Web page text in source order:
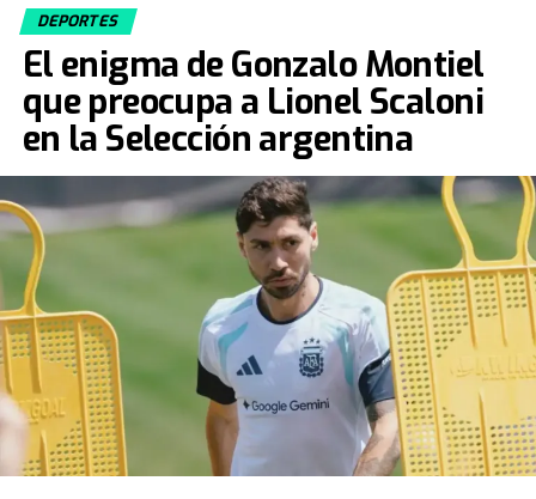
Fuente: TN
DEPORTES
El enigma de Gonzalo Montiel
que preocupa a Lionel Scaloni
en la Selección argentina